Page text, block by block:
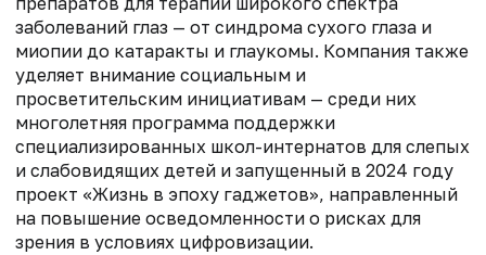
заболеваний глаз — от синдрома сухого глаза и
миопии до катаракты и глаукомы. Компания также
уделяет внимание социальным и
просветительским инициативам — среди них
многолетняя программа поддержки
специализированных школ-интернатов для слепых
и слабовидящих детей и запущенный в 2024 году
проект «Жизнь в эпоху гаджетов», направленный
на повышение осведомленности о рисках для
зрения в условиях цифровизации.